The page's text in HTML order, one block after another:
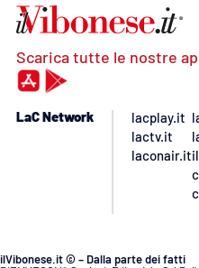
Scarica tutte le nostre
LaC Network
lacplay.it
lactv.it
laconair.it
ilVibonese.it © – Dalla parte dei fatti